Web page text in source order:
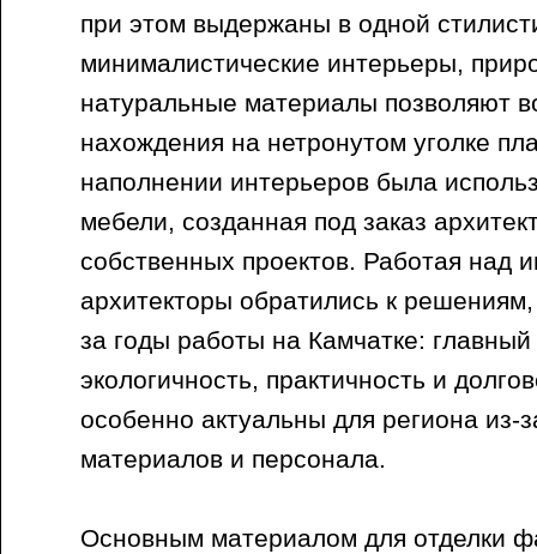
при этом выдержаны в одной
минималистические интерьеры,
натуральные материалы позволяют
нахождения на нетронутом уголке
наполнении интерьеров была
мебели, созданная под заказ
собственных проектов. Работая над
архитекторы обратились к
за годы работы на Камчатке:
экологичность, практичность и
особенно актуальны для региона из-
материалов и персонала.
Основным материалом для отделки